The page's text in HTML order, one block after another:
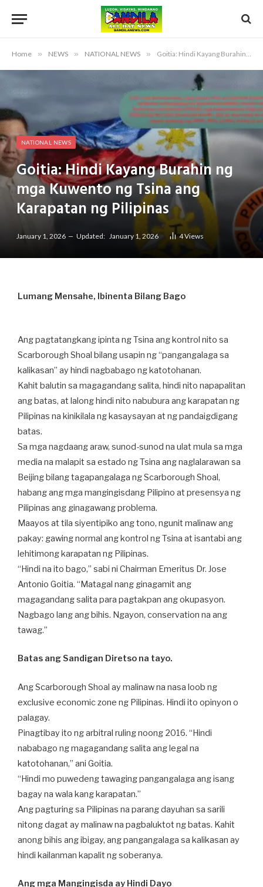
Home » NEWS » NATIONAL NEWS » Goitia: Hindi Kayang Burahin ng mga Kuwento ng Tsina ang Karapatan ng Pilipinas
NATIONAL NEWS
Goitia: Hindi Kayang Burahin ng
mga Kuwento ng Tsina ang
Karapatan ng Pilipinas
January 1, 2026 Updated: January 1, 2026 4Views
Lumang Mensahe, Ibinenta Bilang Bago
Ang pagtatangkang ipinta ng Tsina ang kontrol nito sa
Scarborough Shoal bilang usapin ng “pangangalaga sa
kalikasan” ay hindi nagbabago ng katotohanan.
Kahit balutin sa magagandang salita, hindi nito napapalitan
ang batas, at lalong hindi nito nabubura ang karapatan ng
Pilipinas na kinikilala ng kasaysayan at ng pandaigdigang
batas.
Sa mga nagdaang araw, sunod-sunod na ulat mula sa mga
media na malapit sa estado ng Tsina ang naglalarawan sa
Beijing bilang tagapangalaga ng Scarborough Shoal,
habang ang mga mangingisdang Pilipino at presensya ng
Pilipinas ang ginagawang problema.
Maayos at tila siyentipiko ang tono, ngunit malinaw ang
pakay: gawing normal ang kontrol ng Tsina at isantabi ang
lehitimong karapatan ng Pilipinas.
“Hindi na ito bago,” sabi ni Chairman Emeritus Dr. Jose
Antonio Goitia. “Matagal nang ginagamit ang
magagandang salita para pagtakpan ang okupasyon.
Nagbago lang ang bihis. Ngayon, conservation na ang
tawag.”
Batas ang Sandigan Diretso na tayo.
Ang Scarborough Shoal ay malinaw na nasa loob ng
exclusive economic zone ng Pilipinas. Hindi ito opinyon o
palagay.
Pinagtibay ito ng arbitral ruling noong 2016. “Hindi
nababago ng magagandang salita ang legal na
katotohanan,” ani Goitia.
“Hindi mo puwedeng tawaging pangangalaga ang isang
bagay na wala kang karapatan.”
Ang pagturing sa Pilipinas na parang dayuhan sa sarili
nitong dagat ay malinaw na pagbaluktot ng batas. Kahit
anong bihis ang ibigay, ang pangangalaga sa kalikasan ay
hindi kailanman kapalit ng soberanya.
Ang mga Mangingisda ay Hindi Dayo